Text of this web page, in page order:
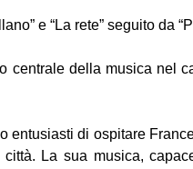
e “La rete” seguito da
centrale della musica nel
entusiasti di ospitare
La sua musica,